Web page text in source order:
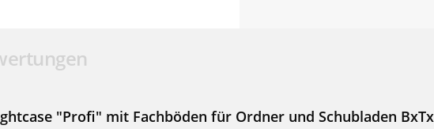
"Profi" mit Fachböden für Ordner und Schubladen